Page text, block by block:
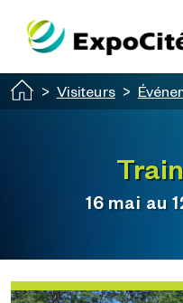
Passer au contenu principal
Visiteurs
16 mai au